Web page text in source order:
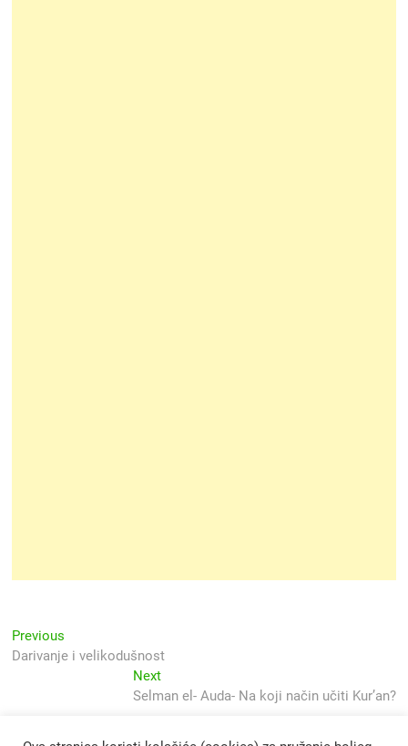
Navigacija
objava
Previous
post:
Darivanje i velikodušnost
NextNext
post:
Selman el- Auda- Na koji način učiti Kur’an?